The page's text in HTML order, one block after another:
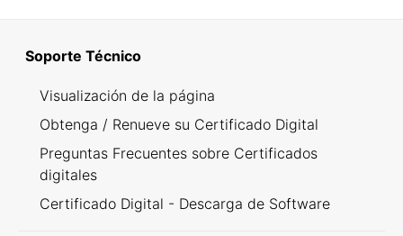
Soporte Técnico
Visualización de la página
Obtenga / Renueve su Certificado Digital
Preguntas Frecuentes sobre Certificados
digitales
Certificado Digital - Descarga de Software